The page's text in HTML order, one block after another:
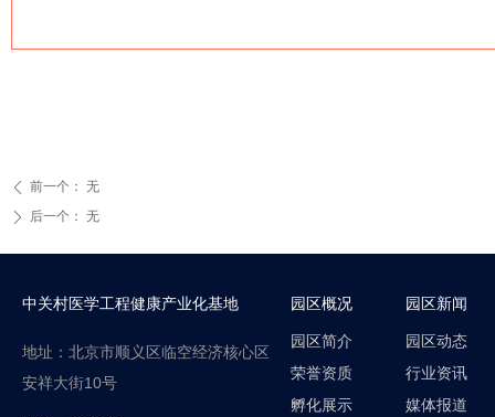
ꄲ 后一个： 无
ꄴ 前一个： 无
中关村医学工程健康产业化基地
地址：北京市顺义区临空经济核心区
安祥大街10号
园区概况
园区简介
荣誉资质
孵化展示
园区新闻
园区动态
行业资讯
媒体报道